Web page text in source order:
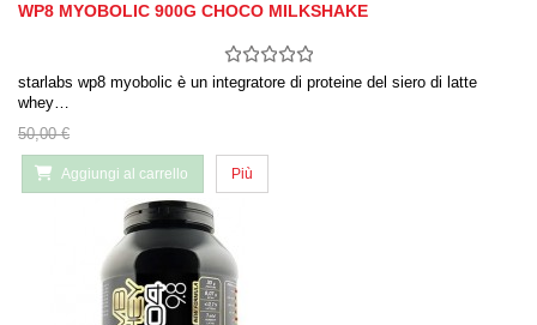
WP8 MYOBOLIC 900G CHOCO MILKSHAKE
starlabs wp8 myobolic è un integratore di proteine ​​del siero di latte
whey…
50,00 €
Aggiungi al carrello Più